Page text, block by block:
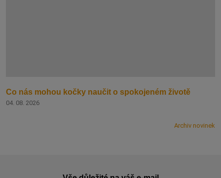
Co nás mohou kočky naučit o spokojeném životě
04. 08. 2026
Archiv novinek